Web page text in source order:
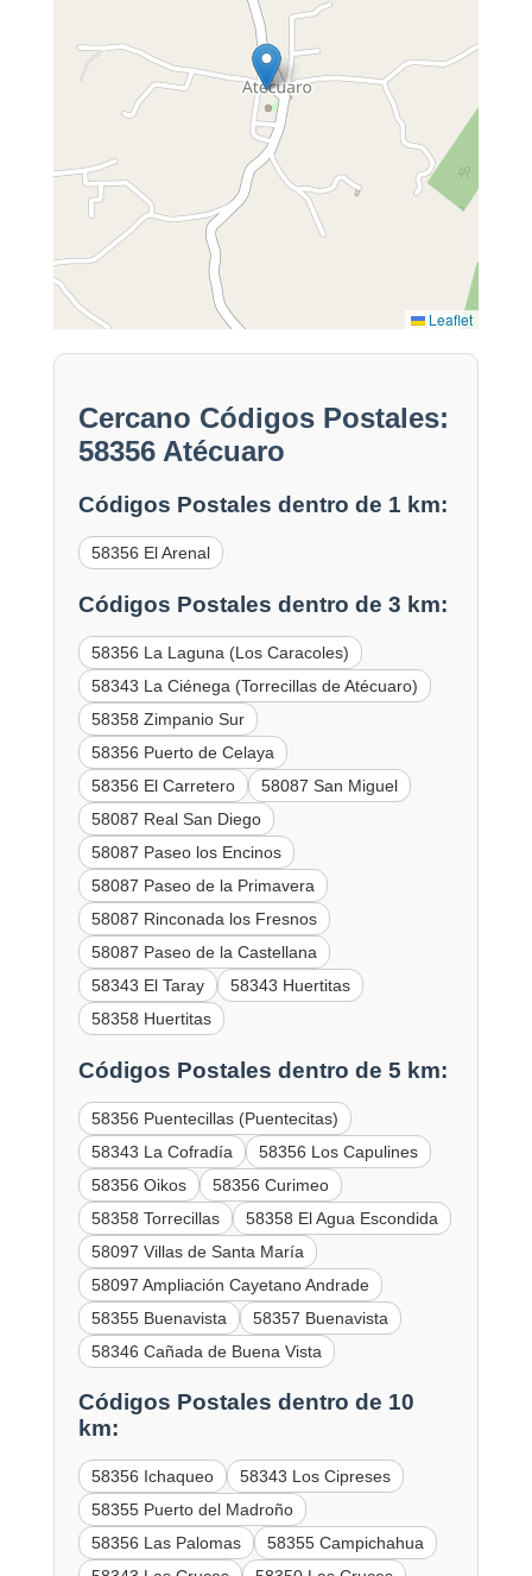
Leaflet
Cercano Códigos Postales:
58356 Atécuaro
Códigos Postales dentro de 1 km:
58356 El Arenal
Códigos Postales dentro de 3 km:
58356 La Laguna (Los Caracoles)
58343 La Ciénega (Torrecillas de Atécuaro)
58358 Zimpanio Sur
58356 Puerto de Celaya
58356 El Carretero
58087 San Miguel
58087 Real San Diego
58087 Paseo los Encinos
58087 Paseo de la Primavera
58087 Rinconada los Fresnos
58087 Paseo de la Castellana
58343 El Taray
58343 Huertitas
58358 Huertitas
Códigos Postales dentro de 5 km:
58356 Puentecillas (Puentecitas)
58343 La Cofradía
58356 Los Capulines
58356 Oikos
58356 Curimeo
58358 Torrecillas
58358 El Agua Escondida
58097 Villas de Santa María
58097 Ampliación Cayetano Andrade
58355 Buenavista
58357 Buenavista
58346 Cañada de Buena Vista
Códigos Postales dentro de 10
km:
58356 Ichaqueo
58343 Los Cipreses
58355 Puerto del Madroño
58356 Las Palomas
58355 Campichahua